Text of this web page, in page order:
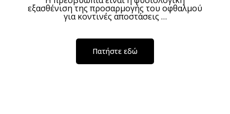
εξασθένιση της προσαρμογής του οφθαλμού
για κοντινές αποστάσεις …
Πατήστε εδώ